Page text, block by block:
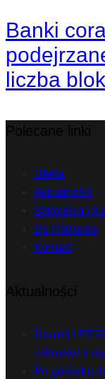
Banki
liczba
Oferta
Aktualności
Szkolenia i
Do Pobrania
Kontakt
Dowód i
zakupów o
Po gotówkę